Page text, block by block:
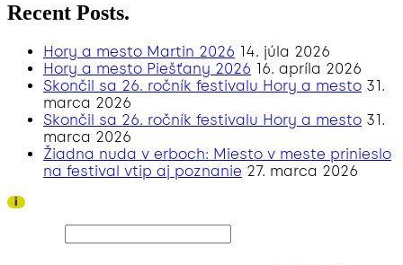
Recent Posts.
Hory a mesto Martin 2026 14. júla 2026
Hory a mesto Piešťany 2026 16. apríla 2026
Skončil sa 26. ročník festivalu Hory a mesto 31.
marca 2026
Skončil sa 26. ročník festivalu Hory a mesto 31.
marca 2026
Žiadna nuda v erboch: Miesto v meste prinieslo
na festival vtip aj poznanie 27. marca 2026
i